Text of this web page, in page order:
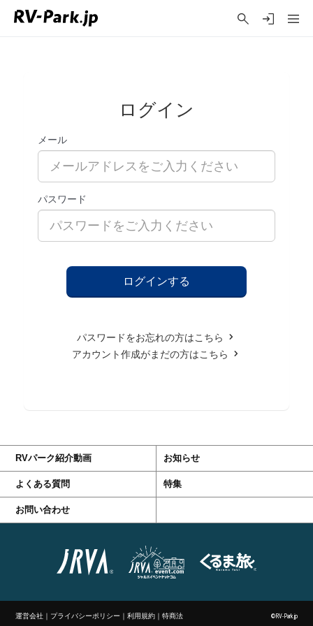
ログイン
メール
パスワード
パスワードをお忘れの方はこちら
アカウント作成がまだの方はこちら
RVパーク紹介動画 お知らせ
よくある質問 特集
お問い合わせ
運営会社 ｜ プライバシーポリシー ｜利用規約 ｜特商法 ©RV-Park.jp